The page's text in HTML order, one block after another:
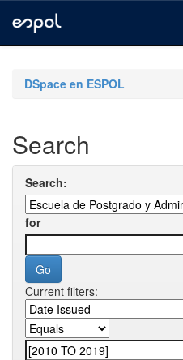
navigationDSpace en ESPOL
Search
Search:
for
Current filters: